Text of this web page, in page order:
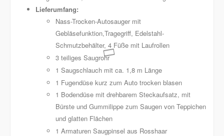
Lieferumfang:
Nass-Trocken-Autosauger mit
Gebläsefunktion,Tragegriff, Edelstahl-
Schmutzbehälter, 4 Füße mit Laufrollen
3 teiliges Saugrohr
1 Saugschlauch mit ca. 1,8 m Länge
1 Fugendüse kurz zum Auto trocken blasen
1 Bodendüse mit drehbarem Steckaufsatz, mit
Bürste und Gummilippe zum Saugen von Teppichen
und glatten Flächen
1 Armaturen Saugpinsel aus Rosshaar